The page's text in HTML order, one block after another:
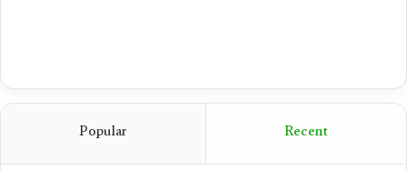
Recent
Popular